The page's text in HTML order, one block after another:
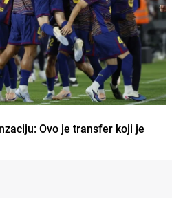
Ovo je transfer koji je